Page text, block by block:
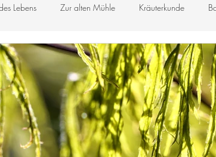
Lebens Zur alten Mühle Kräuterkunde
Garten Wald Sternenzeit Steinzeit
Angelart - Engelwelt Kabbalah
Rat der 13 Großmütter Adventkalender 2021